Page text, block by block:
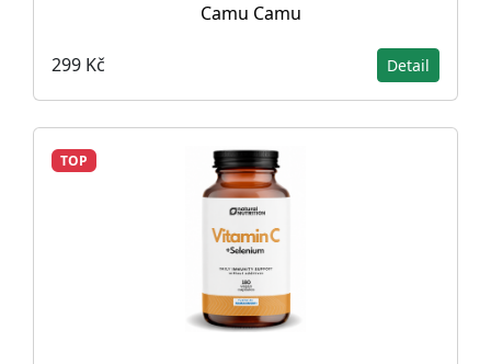
Camu Camu
299 Kč Detail
TOP